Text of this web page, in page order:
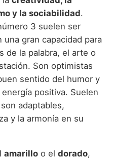
y la sociabilidad.
3 suelen ser
gran capacidad para
de la palabra, el arte o
Son optimistas
sentido del humor y
positiva. Suelen
adaptables,
y la armonía en su
amarillo o el dorado,